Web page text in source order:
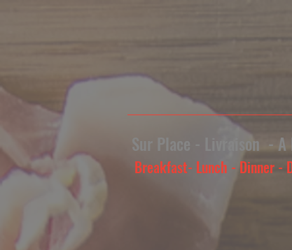
Sur Place - Livraison - A
Breakfast- Lunch - Dinner -